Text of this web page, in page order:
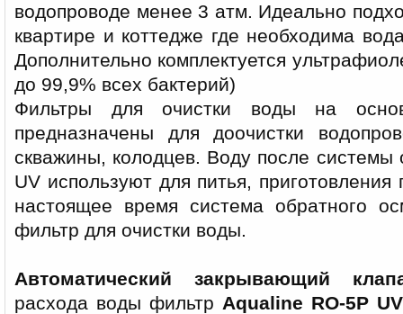
водопроводе менее 3 атм. Идеально
квартире и коттедже где необходима
Дополнительно комплектуется
до 99,9% всех бактерий)
Фильтры для очистки воды на
предназначены для доочистки
скважины, колодцев. Воду после системы
UV используют для питья,
настоящее время система обратного
фильтр для очистки воды.
Автоматический закрывающий
расхода воды фильтр Aqualine RO-5P UV